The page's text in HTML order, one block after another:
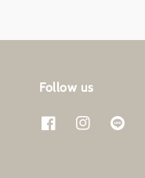
Follow us